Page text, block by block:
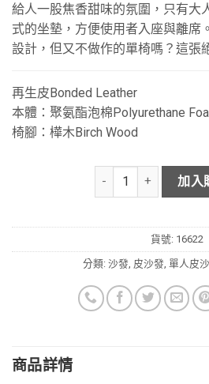
給人一股焦香甜味的氛圍，只有大
式的坐墊，方便使用者入座與離席
設計，但又不做作的單椅嗎？這張
再生皮Bonded Leather
本體：聚氨酯泡棉Polyurethane
椅腳：樺木Birch Wood
加入
貨號: 16622
分類: 沙發 皮沙發 單人皮
商品詳情